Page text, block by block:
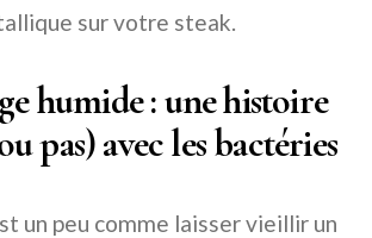
sur votre steak.
humide : une histoire
pas) avec les bactéries
un peu comme laisser vieillir un